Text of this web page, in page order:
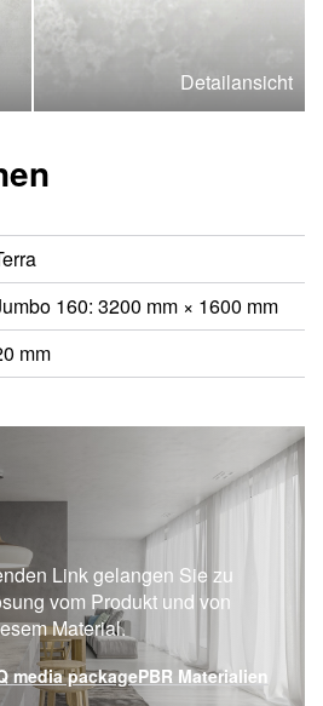
Detailansicht
160: 3200 mm × 1600 mm
mm
Link gelangen Sie zu
vom Produkt und von
Material.
media packagePBR Materialien